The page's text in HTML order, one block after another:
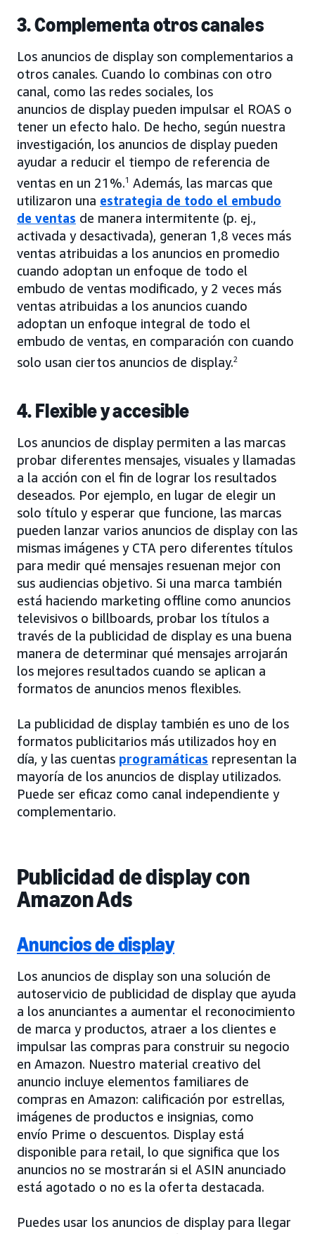
3. Complementa otros canales
Los anuncios de display son complementarios a
otros canales. Cuando lo combinas con otro
canal, como las redes sociales, los
anuncios de display pueden impulsar el ROAS o
tener un efecto halo. De hecho, según nuestra
investigación, los anuncios de display pueden
ayudar a reducir el tiempo de referencia de
ventas en un 21%.1 Además, las marcas que
utilizaron una estrategia de todo el embudo
de ventas de manera intermitente (p. ej.,
activada y desactivada), generan 1,8 veces más
ventas atribuidas a los anuncios en promedio
cuando adoptan un enfoque de todo el
embudo de ventas modificado, y 2 veces más
ventas atribuidas a los anuncios cuando
adoptan un enfoque integral de todo el
embudo de ventas, en comparación con cuando
solo usan ciertos anuncios de display.2
4. Flexible y accesible
Los anuncios de display permiten a las marcas
probar diferentes mensajes, visuales y llamadas
a la acción con el fin de lograr los resultados
deseados. Por ejemplo, en lugar de elegir un
solo título y esperar que funcione, las marcas
pueden lanzar varios anuncios de display con las
mismas imágenes y CTA pero diferentes títulos
para medir qué mensajes resuenan mejor con
sus audiencias objetivo. Si una marca también
está haciendo marketing offline como anuncios
televisivos o billboards, probar los títulos a
través de la publicidad de display es una buena
manera de determinar qué mensajes arrojarán
los mejores resultados cuando se aplican a
formatos de anuncios menos flexibles.
La publicidad de display también es uno de los
formatos publicitarios más utilizados hoy en
día, y las cuentas programáticas representan la
mayoría de los anuncios de display utilizados.
Puede ser eficaz como canal independiente y
complementario.
Publicidad de display con
Amazon Ads
Anuncios de display
Los anuncios de display son una solución de
autoservicio de publicidad de display que ayuda
a los anunciantes a aumentar el reconocimiento
de marca y productos, atraer a los clientes e
impulsar las compras para construir su negocio
en Amazon. Nuestro material creativo del
anuncio incluye elementos familiares de
compras en Amazon: calificación por estrellas,
imágenes de productos e insignias, como
envío Prime o descuentos. Display está
disponible para retail, lo que significa que los
anuncios no se mostrarán si el ASIN anunciado
está agotado o no es la oferta destacada.
Puedes usar los anuncios de display para llegar